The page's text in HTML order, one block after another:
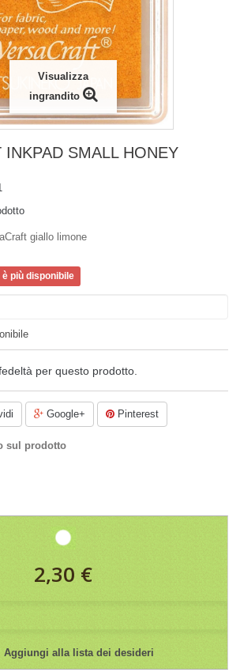
Visualizza
ingrandito
INKPAD SMALL HONEY
giallo limone
più disponibile
per questo prodotto.
Google+ Pinterest
sul prodotto
2,30 €
Aggiungi alla lista dei desideri